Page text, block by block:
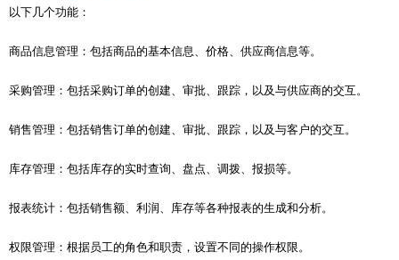
以下几个功能：
商品信息管理：包括商品的基本信息、价格、供应商信息等。
采购管理：包括采购订单的创建、审批、跟踪，以及与供应商的交互。
销售管理：包括销售订单的创建、审批、跟踪，以及与客户的交互。
库存管理：包括库存的实时查询、盘点、调拨、报损等。
报表统计：包括销售额、利润、库存等各种报表的生成和分析。
权限管理：根据员工的角色和职责，设置不同的操作权限。